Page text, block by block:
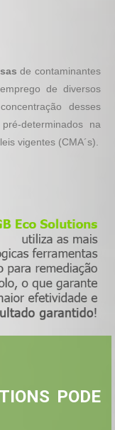
de contaminantes
de diversos
desses
determinados na
vigentes (CMA´s).
PODE